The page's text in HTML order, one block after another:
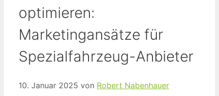
optimieren:
Marketingansätze für
Spezialfahrzeug-Anbieter
10. Januar 2025 von Robert Nabenhauer